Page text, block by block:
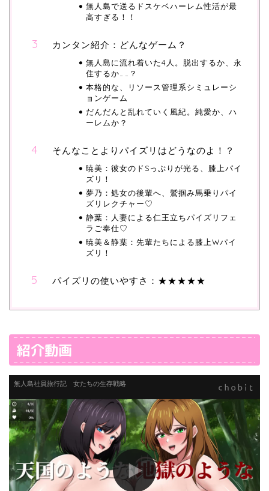
無人島で送るドスケベハーレム性活が最
高すぎる！！
カンタン紹介：どんなゲーム？
無人島に流れ着いた4人。脱出するか、永
住するか……？
本格的な、リソース管理系シミュレーシ
ョンゲーム
だんだんと乱れていく風紀。純愛か、ハ
ーレムか？
そんなことよりパイズリはどうなのよ！？
暁美：彼女のドSっぷりが光る、膝上パイ
ズリ！
夢乃：処女の後輩へ、鷲掴み馬乗りパイ
ズリレクチャー♡
静葉：人妻による仁王立ちパイズリフェ
ラご奉仕♡
暁美＆静葉：先輩たちによる膝上Wパイ
ズリ！
パイズリの使いやすさ：★★★★★
紹介動画